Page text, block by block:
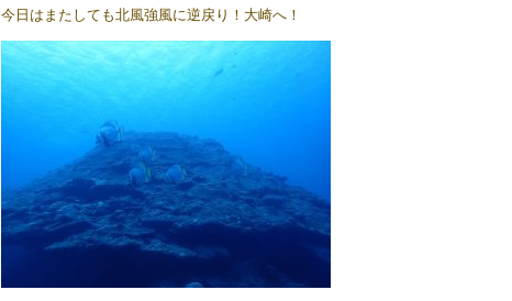
今日はまたしても北風強風に逆戻り！大崎へ！